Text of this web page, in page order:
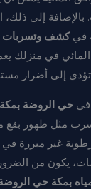
إلى ذلك،
فيكشف وتسربات
في منزلك
إلى أضرار
فيحي الروضة بمكة
مثل ظهور بقع
غير مبررة
يكون من
بمكة حي